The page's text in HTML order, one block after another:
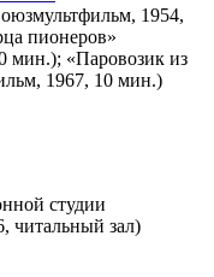
1954,
пионеров»
мин.); «Паровозик из
1967, 10 мин.)
студии
читальный зал)